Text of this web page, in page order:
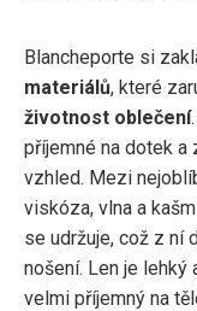
Blancheporte si
materiálů, které
životnost oblečení
příjemné na dotek a
vzhled. Mezi
viskóza, vlna a
se udržuje, což z ní
nošení. Len je lehký
velmi příjemný na